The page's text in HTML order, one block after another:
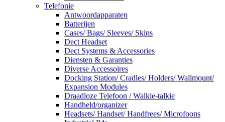
Telefonie
Antwoordapparaten
Batterijen
Cases/ Bags/ Sleeves/ Skins
Dect Headset
Dect Systems & Accessories
Diensten & Garanties
Diverse Accessoires
Docking Station/ Cradles/ Holders/ Wallmount/
Expansion Modules
Draadloze Telefoon / Walkie-talkie
Handheld/organizer
Headsets/ Handset/ Handfrees/ Microfoons